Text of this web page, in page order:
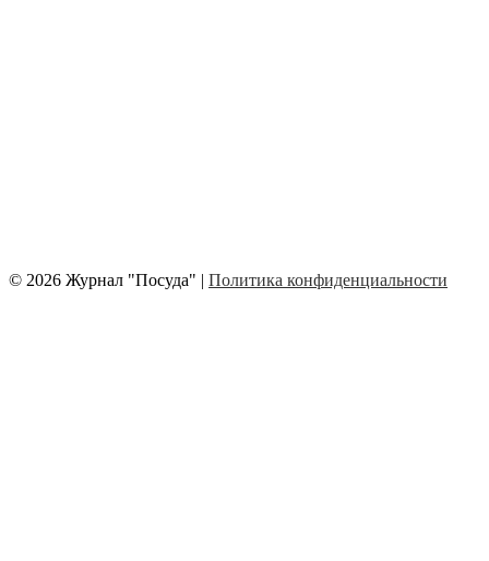
© 2026 Журнал "Посуда" | Политика конфиденциальности